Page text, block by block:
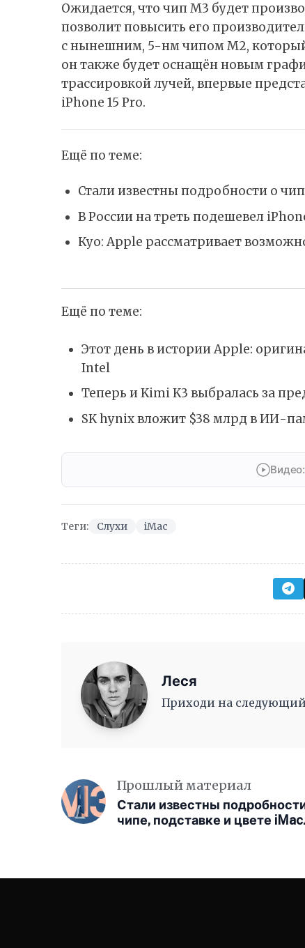
Ожидается, что чип M3 будет
позволит повысить его
с нынешним, 5-нм чипом M2,
он также будет оснащён новым
трассировкой лучей, впервые
iPhone 15 Pro.
Ещё по теме:
Стали известны подробности о
В России на треть подешевел
Куо: Apple рассматривает
Ещё по теме:
Этот день в истории Apple:
Intel
Теперь и Kimi K3 выбралась за
SK hynix вложит $38 млрд в ИИ-
Видео:
Теги: Слухи iMac
Леся
Приходи на следующий
Прошлый материал
Стали известны
чипе, подставке и цвете iMac